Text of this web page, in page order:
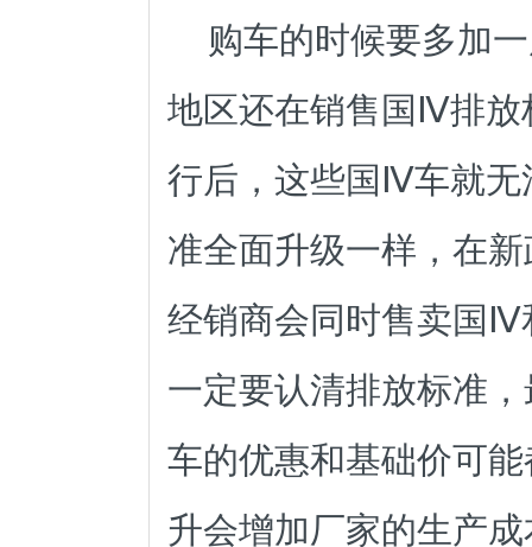
购车的时候要多加
地区还在销售国Ⅳ排放
行后，这些国Ⅳ车就无
准全面升级一样，在
经销商会同时售卖国Ⅳ
一定要认清排放标准
车的优惠和基础价可
升会增加厂家的生产